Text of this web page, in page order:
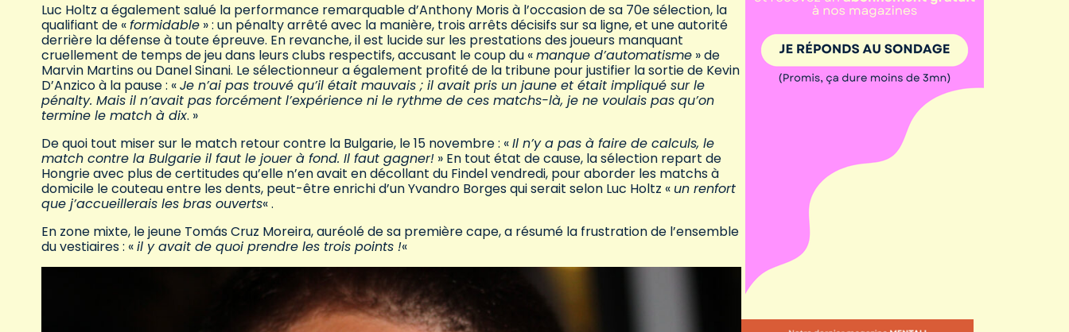
Luc Holtz a également salué la performance remarquable d’Anthony Moris à l’occasion de sa 70e sélection, la
qualifiant de «formidable » : un pénalty arrêté avec la manière, trois arrêts décisifs sur sa ligne, et une autorité
derrière la défense à toute épreuve. En revanche, il est lucide sur les prestations des joueurs manquant
cruellement de temps de jeu dans leurs clubs respectifs, accusant le coup du «manque d’automatisme » de
Marvin Martins ou Danel Sinani. Le sélectionneur a également profité de la tribune pour justifier la sortie de Kevin
D’Anzico à la pause : «Je n’ai pas trouvé qu’il était mauvais ; il avait pris un jaune et était impliqué sur le
pénalty. Mais il n’avait pas forcément l’expérience ni le rythme de ces matchs-là, je ne voulais pas qu’on
termine le match à dix. »
De quoi tout miser sur le match retour contre la Bulgarie, le 15 novembre : «Il n’y a pas à faire de calculs, le
match contre la Bulgarie il faut le jouer à fond. Il faut gagner! » En tout état de cause, la sélection repart de
Hongrie avec plus de certitudes qu’elle n’en avait en décollant du Findel vendredi, pour aborder les matchs à
domicile le couteau entre les dents, peut-être enrichi d’un Yvandro Borges qui serait selon Luc Holtz « un renfort
que j’accueillerais les bras ouverts« .
En zone mixte, le jeune Tomás Cruz Moreira, auréolé de sa première cape, a résumé la frustration de l’ensemble
du vestiaires : «il y avait de quoi prendre les trois points !«